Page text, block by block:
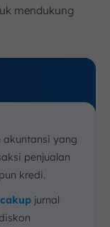
mendukung
akuntansi yang
penjualan
kredi.
jurnal